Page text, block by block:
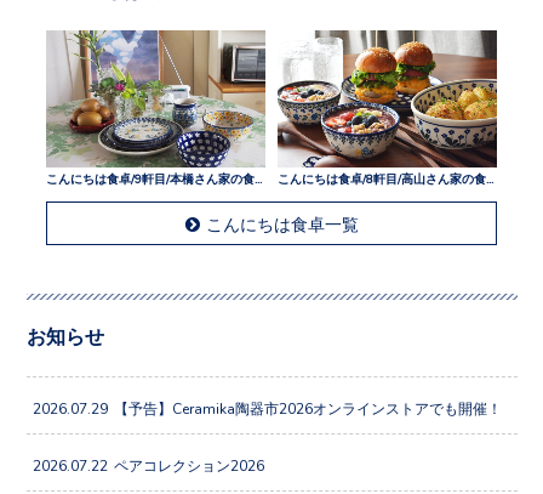
こんにちは食卓/9軒目/本橋さん家の食卓
こんにちは食卓一覧
お知らせ
2026.07.29 【予告】Ceramika陶器市2026オンラインストアでも開催！
2026.07.22 ペアコレクション2026